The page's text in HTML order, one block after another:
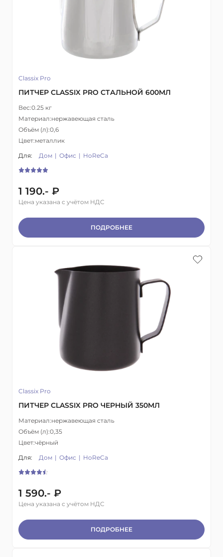
Classix Pro
ПИТЧЕР CLASSIX PRO СТАЛЬНОЙ 600МЛ
Вес:0.25 кг
Материал:нержавеющая сталь
Объём (л):0,6
Цвет:металлик
Для:
Дом Офис HoReCa
1 190.- ₽
Цена указана с учётом НДС
ПОДРОБНЕЕ
Classix Pro
ПИТЧЕР CLASSIX PRO ЧЕРНЫЙ 350МЛ
Материал:нержавеющая сталь
Объём (л):0,35
Цвет:чёрный
Для:
Дом Офис HoReCa
1 590.- ₽
Цена указана с учётом НДС
ПОДРОБНЕЕ